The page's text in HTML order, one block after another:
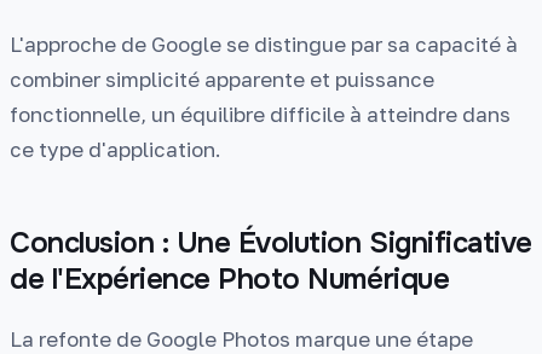
L'approche de Google se distingue par sa capacité à
combiner simplicité apparente et puissance
fonctionnelle, un équilibre difficile à atteindre dans
ce type d'application.
Conclusion : Une Évolution Significative
de l'Expérience Photo Numérique
La refonte de Google Photos marque une étape